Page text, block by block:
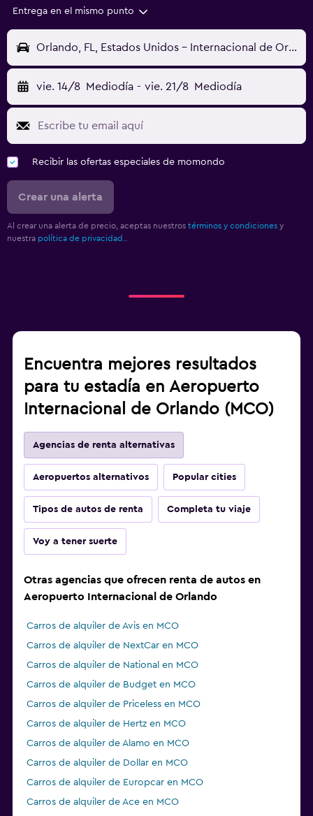
Entrega en el mismo punto
Orlando, FL, Estados Unidos - Internacional de Orlando (MCO)
vie. 14/8 Mediodía - vie. 21/8 Mediodía
Recibir las ofertas especiales de momondo
Crear una alerta
Al crear una alerta de precio, aceptas nuestros términos y condiciones y
nuestra política de privacidad..
Encuentra mejores resultados
para tu estadía en Aeropuerto
Internacional de Orlando (MCO)
Agencias de renta alternativas
Aeropuertos alternativos Popular cities
Tipos de autos de renta Completa tu viaje
Voy a tener suerte
Otras agencias que ofrecen renta de autos en
Aeropuerto Internacional de Orlando
Carros de alquiler de Avis en MCO
Carros de alquiler de NextCar en MCO
Carros de alquiler de National en MCO
Carros de alquiler de Budget en MCO
Carros de alquiler de Priceless en MCO
Carros de alquiler de Hertz en MCO
Carros de alquiler de Alamo en MCO
Carros de alquiler de Dollar en MCO
Carros de alquiler de Europcar en MCO
Carros de alquiler de Ace en MCO